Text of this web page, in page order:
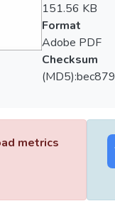
151.56 KB
Format
Adobe PDF
Checksum
metrics